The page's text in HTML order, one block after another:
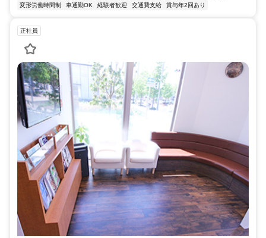
変形労働時間制 車通勤OK 経験者歓迎 交通費支給 賞与年2回あり
正社員